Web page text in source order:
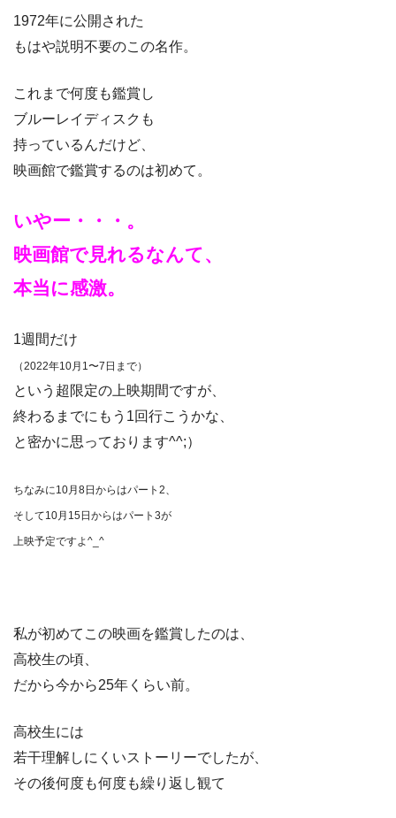
1972年に公開された
もはや説明不要のこの名作。
これまで何度も鑑賞し
ブルーレイディスクも
持っているんだけど、
映画館で鑑賞するのは初めて。
いやー・・・。
映画館で見れるなんて、
本当に感激。
1週間だけ
（2022年10月1〜7日まで）
という超限定の上映期間ですが、
終わるまでにもう1回行こうかな、
と密かに思っております^^;）
ちなみに10月8日からはパート2、
そして10月15日からはパート3が
上映予定ですよ^_^
私が初めてこの映画を鑑賞したのは、
高校生の頃、
だから今から25年くらい前。
高校生には
若干理解しにくいストーリーでしたが、
その後何度も何度も繰り返し観て